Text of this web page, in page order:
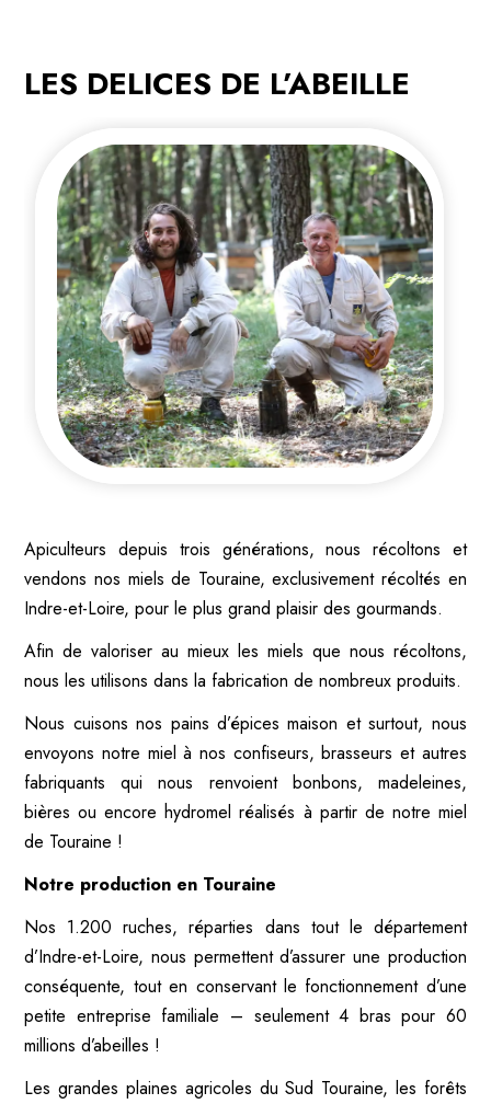
LES DELICES DE L’ABEILLE
Apiculteurs depuis trois générations, nous récoltons et
vendons nos miels de Touraine, exclusivement récoltés en
Indre-et-Loire, pour le plus grand plaisir des gourmands.
Afin de valoriser au mieux les miels que nous récoltons,
nous les utilisons dans la fabrication de nombreux produits.
Nous cuisons nos pains d’épices maison et surtout, nous
envoyons notre miel à nos confiseurs, brasseurs et autres
fabriquants qui nous renvoient bonbons, madeleines,
bières ou encore hydromel réalisés à partir de notre miel
de Touraine !
Notre production en Touraine
Nos 1.200 ruches, réparties dans tout le département
d’Indre-et-Loire, nous permettent d’assurer une production
conséquente, tout en conservant le fonctionnement d’une
petite entreprise familiale – seulement 4 bras pour 60
millions d’abeilles !
Les grandes plaines agricoles du Sud Touraine, les forêts